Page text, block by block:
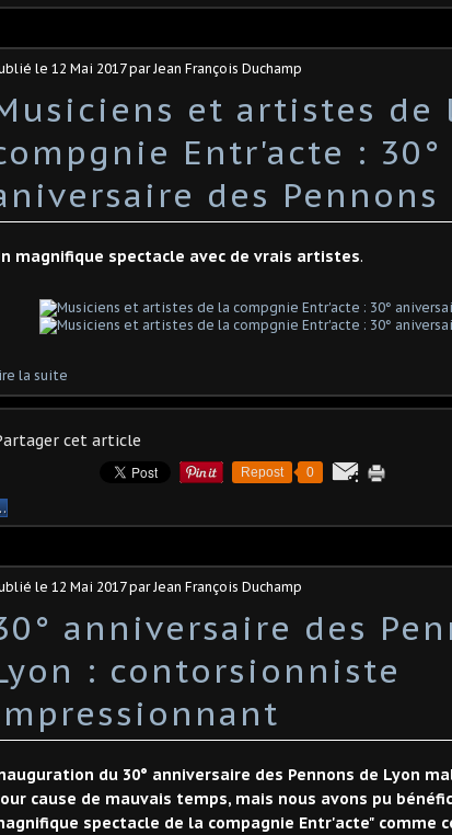
le 12 Mai 2017par Jean François Duchamp
et artistes de
Entr'acte : 30°
des Pennons
magnifique spectacle avec de vrais artistes.
la suite
cet article
Repost 0
le 12 Mai 2017par Jean François Duchamp
anniversaire des
: contorsionniste
du 30° anniversaire des Pennons de Lyon
cause de mauvais temps, mais nous avons pu
spectacle de la compagnie Entr'acte" comme